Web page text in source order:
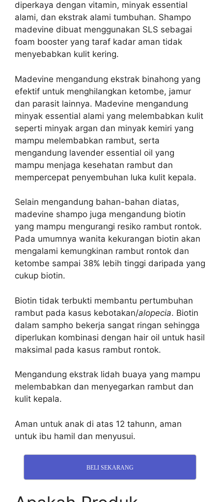
diperkaya dengan vitamin, minyak essential
alami, dan ekstrak alami tumbuhan. Shampo
madevine dibuat menggunakan SLS sebagai
foam booster yang taraf kadar aman tidak
menyebabkan kulit kering.
Madevine mengandung ekstrak binahong yang
efektif untuk menghilangkan ketombe, jamur
dan parasit lainnya. Madevine mengandung
minyak essential alami yang melembabkan kulit
seperti minyak argan dan minyak kemiri yang
mampu melembabkan rambut, serta
mengandung lavender essential oil yang
mampu menjaga kesehatan rambut dan
mempercepat penyembuhan luka kulit kepala.
Selain mengandung bahan-bahan diatas,
madevine shampo juga mengandung biotin
yang mampu mengurangi resiko rambut rontok.
Pada umumnya wanita kekurangan biotin akan
mengalami kemungkinan rambut rontok dan
ketombe sampai 38% lebih tinggi daripada yang
cukup biotin.
Biotin tidak terbukti membantu pertumbuhan
rambut pada kasus kebotakan/alopecia. Biotin
dalam sampho bekerja sangat ringan sehingga
diperlukan kombinasi dengan hair oil untuk hasil
maksimal pada kasus rambut rontok.
Mengandung ekstrak lidah buaya yang mampu
melembabkan dan menyegarkan rambut dan
kulit kepala.
Aman untuk anak di atas 12 tahunn, aman
untuk ibu hamil dan menyusui.
BELI SEKARANG